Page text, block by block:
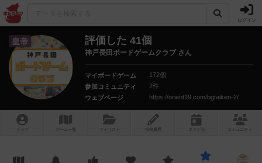
ログイン
皇帝 評価した 41個
神戸長田ボードゲームクラブ さん
マイボードゲーム
172個
参加コミュニティ
2件
ウェブページ
https://orient19.com/bgtaiken-2/
トップ ゲーム一覧 マイリスト 投稿履歴 ボ ドゲ コミュニティ